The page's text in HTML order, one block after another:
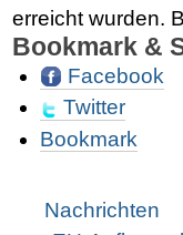
erreicht wurden.
Bookmark &
Facebook
Twitter
Artikelaktionen
Bookmark
Nachrichten